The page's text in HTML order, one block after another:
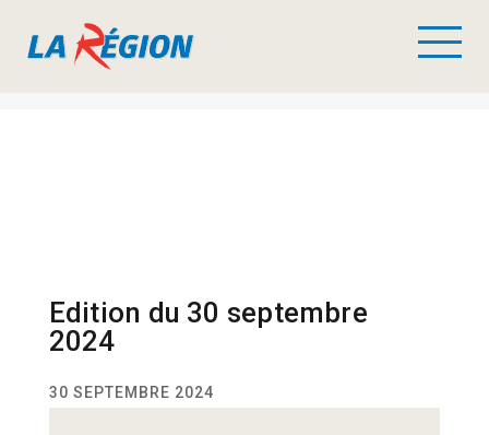
Edition du 30 septembre
2024
30 SEPTEMBRE 2024